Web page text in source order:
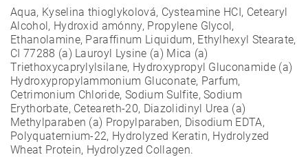
Aqua, Kyselina thioglykolová, Cysteamine HCI, Cetearyl
Alcohol, Hydroxid amónny, Propylene Glycol,
Ethanolamine, Paraffinum Liquidum, Ethylhexyl Stearate,
CI 77288 (a) Lauroyl Lysine (a) Mica (a)
Тriethoxycaprylylsilane, Hydroxypropyl Gluconamide (a)
Hydroxypropylammonium Gluconate, Parfum,
Cetrimonium Chloride, Sodium Sulfite, Sodium
Erythorbate, Ceteareth-20, Diazolidinyl Urea (a)
Methylparaben (a) Propylparaben, Disodium EDTA,
Polyquaternium-22, Hydrolyzed Keratin, Hydrolyzed
Wheat Protein, Hydrolyzed Collagen.